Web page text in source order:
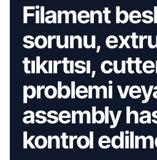
Filament
sorunu,
tıkırtısı,
problemi
assembly
kontrol